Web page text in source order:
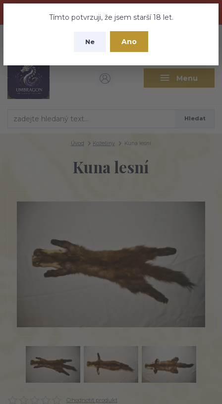
nebuďte vyděšeni zde najdete vše a ještě mnohem víc
Tímto potvrzuji, že jsem starší 18 let.
Ne Ano
Menu
CZK
Hledat
Úvod Kožešiny Kuna lesní
Kuna lesní
Ohodnotit produkt